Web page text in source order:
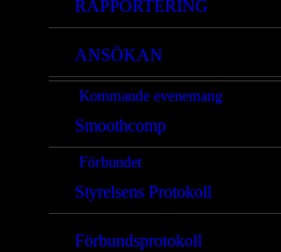
RAPPORTERING
ANSÖKAN
Kommande evenemang
Smoothcomp
Förbundet
Styrelsens Protokoll
Förbundsprotokoll